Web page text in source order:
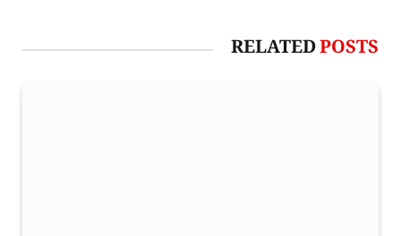
RELATEDPOSTS